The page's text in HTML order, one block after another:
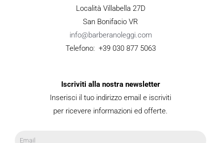
Località Villabella 27D
San Bonifacio VR
info@barberanoleggi.com
Telefono: +39 030 877 5063
Iscriviti alla nostra newsletter
Inserisci il tuo indirizzo email e iscriviti
per ricevere informazioni ed offerte.